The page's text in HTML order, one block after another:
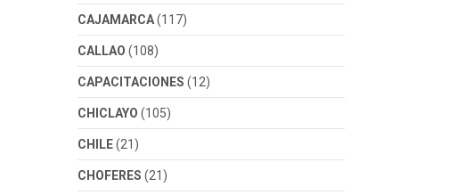
CAJAMARCA(117)
CALLAO (108)
CAPACITACIONES (12)
CHICLAYO (105)
CHILE(21)
CHOFERES (21)